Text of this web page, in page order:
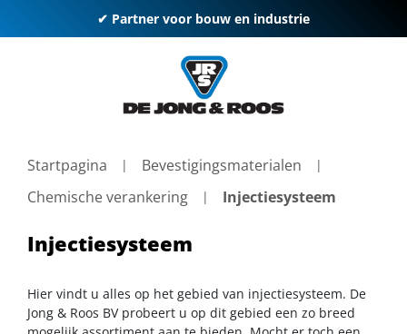
✔ Partner voor bouw en industrie
Startpagina
Bevestigingsmaterialen
Chemische verankering
Injectiesysteem
Injectiesysteem
Hier vindt u alles op het gebied van injectiesysteem. De
Jong & Roos BV probeert u op dit gebied een zo breed